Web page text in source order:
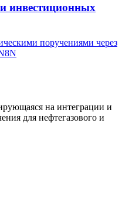
инвестиционных
поручениями через
на интеграции и
для нефтегазового и